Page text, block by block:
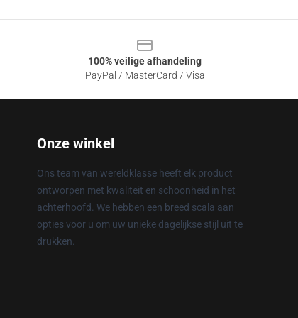
100% veilige afhandeling
PayPal / MasterCard / Visa
Onze winkel
Ons team van wereldklasse heeft elk product
ontworpen met kwaliteit en schoonheid in het
achterhoofd. We hebben een breed scala aan
opties voor u om uw unieke dagelijkse stijl uit te
drukken.